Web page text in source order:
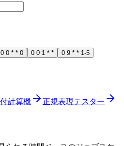
0 0 * * 0 0 0 1 * * 0 9 * * 1-5
計算機 正規表現テスター